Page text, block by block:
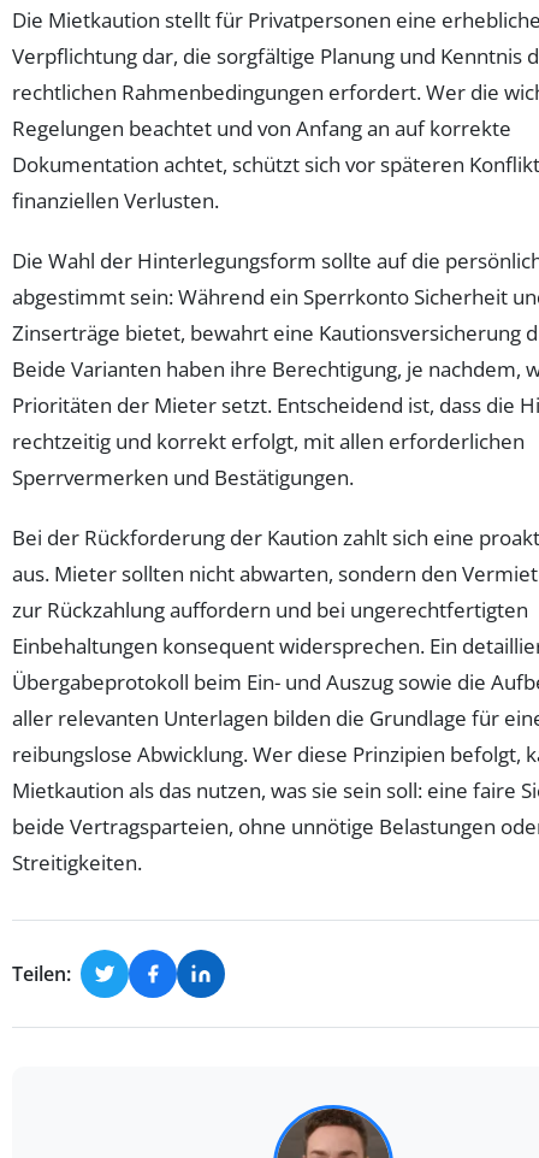
Die Mietkaution stellt für Privatpersonen eine
Verpflichtung dar, die sorgfältige Planung und Kenntnis
rechtlichen Rahmenbedingungen erfordert. Wer die
Regelungen beachtet und von Anfang an auf korrekte
Dokumentation achtet, schützt sich vor späteren
finanziellen Verlusten.
Die Wahl der Hinterlegungsform sollte auf die
abgestimmt sein: Während ein Sperrkonto Sicherheit
Zinserträge bietet, bewahrt eine Kautionsversicherung
Beide Varianten haben ihre Berechtigung, je nachdem,
Prioritäten der Mieter setzt. Entscheidend ist, dass die
rechtzeitig und korrekt erfolgt, mit allen erforderlichen
Sperrvermerken und Bestätigungen.
Bei der Rückforderung der Kaution zahlt sich eine
aus. Mieter sollten nicht abwarten, sondern den
zur Rückzahlung auffordern und bei ungerechtfertigten
Einbehaltungen konsequent widersprechen. Ein
Übergabeprotokoll beim Ein- und Auszug sowie die
aller relevanten Unterlagen bilden die Grundlage für
reibungslose Abwicklung. Wer diese Prinzipien befolgt,
Mietkaution als das nutzen, was sie sein soll: eine faire
beide Vertragsparteien, ohne unnötige Belastungen
Streitigkeiten.
Teilen: